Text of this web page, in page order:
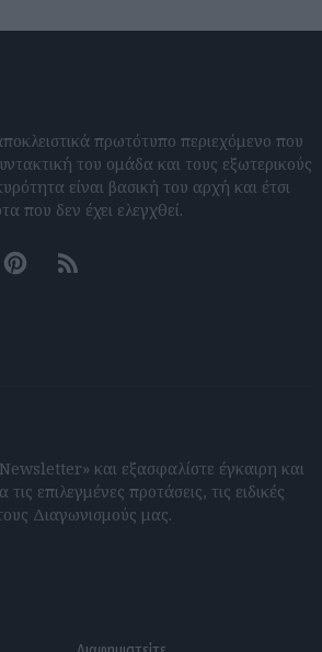
πρωτότυπο περιεχόμενο που
του ομάδα και τους εξωτερικούς
είναι βασική του αρχή και έτσι
που δεν έχει ελεγχθεί.
PinterestRSS feeds
και εξασφαλίστε έγκαιρη και
επιλεγμένες προτάσεις, τις ειδικές
Διαγωνισμούς μας.